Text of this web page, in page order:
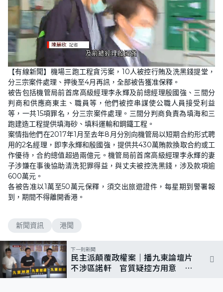
n
m
u
t
e
o
a
d
e
d
:
4
0
.
0
0
%
【有線新聞】機場三跑工程貪污案，10人被控行賄及洗黑錢提堂，
分三宗案件處理、押後至4月再訊，全部被告獲准保釋。
被告包括機管局前首席高級經理李永輝及前總經理殷國強、三間分
判商和供應商東主、職員等，他們被控串謀使公職人員接受利益
等，一共15項罪名，分三宗案件處理。三間分判商負責為填海和三
跑建造工程提供填海砂、填料運輸和鋼鐵工程。
案情指他們在2017年1月至去年8月分別向機管局以短期合約形式聘
用的2名經理，即李永輝和殷國強，提供共430萬賄款換取合約或工
作優待，合約總值超過兩億元。機管局前首席高級經理李永輝的妻
子涉嫌在事後協助清洗犯罪得益，與丈夫被控洗黑錢，涉及款項逾
600萬元。
各被告准以1萬至50萬元保釋，須交出旅遊證件，每星期到警署報
到，期間不得離開香港。
新聞資訊 港聞
下一則新聞
民主派顛覆政權案｜播九東論壇片
不涉區諾軒 官質疑控方用意 法